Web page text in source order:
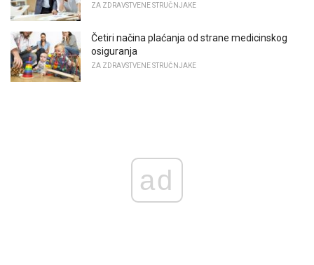
ZA ZDRAVSTVENE STRUČNJAKE
Četiri načina plaćanja od strane medicinskog
osiguranja
ZA ZDRAVSTVENE STRUČNJAKE
ad